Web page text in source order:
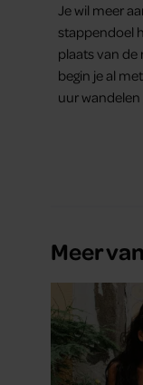
Je wil meer
stappendoel
plaats van de
begin je al
uur wandelen
Meer